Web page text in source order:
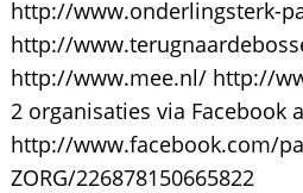
http://www.onderlingsterk-
http://
http://www.mee.nl/ http://
2 organisaties via Facebook
http://www.facebook.com/
ZORG/226878150665822